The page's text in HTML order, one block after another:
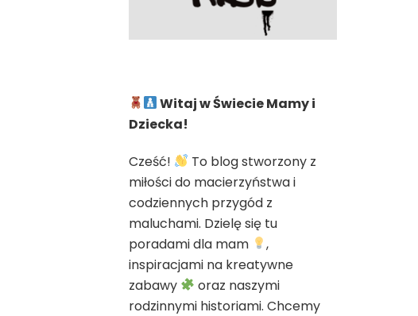
Witaj w Świecie Mamy i
Dziecka!
Cześć!
To blog stworzony z
miłości do macierzyństwa i
codziennych przygód z
maluchami. Dzielę się tu
poradami dla mam
,
inspiracjami na kreatywne
zabawy
oraz naszymi
rodzinnymi historiami. Chcemy